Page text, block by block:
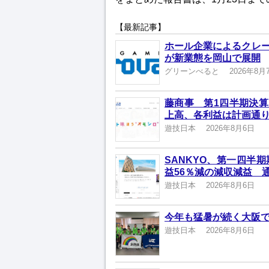
【最新記事】
ホール企業によるクレ
が新業態を岡山で展開
グリーンべると 2026年8月
藤商事 第1四半期決
上高、各利益は計画通
遊技日本 2026年8月6日
SANKYO、第一四半
益56％減の減収減益
遊技日本 2026年8月6日
今年も猛暑が続く大阪
遊技日本 2026年8月6日